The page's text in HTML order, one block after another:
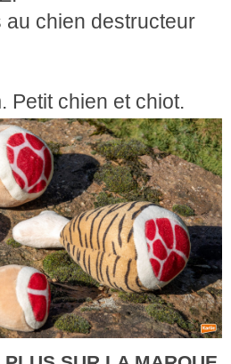
au chien destructeur
Petit chien et chiot.